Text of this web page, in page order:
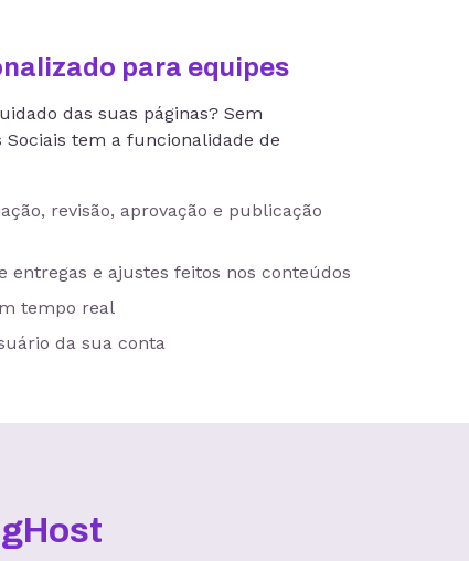
para equipes
das suas páginas? Sem
Sociais tem a funcionalidade de
revisão, aprovação e publicação
entregas e ajustes feitos nos conteúdos
tempo real
da sua conta